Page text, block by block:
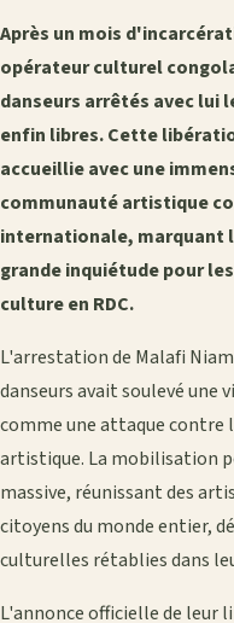
Après un mois
opérateur culturel
danseurs arrêtés avec lui
enfin libres. Cette
accueillie avec une
communauté artistique
internationale, marquant
grande inquiétude pour
culture en RDC.
L'arrestation de Malafi
danseurs avait soulevé une
comme une attaque contre
artistique. La mobilisation
massive, réunissant des
citoyens du monde entier,
culturelles rétablies dans
L'annonce officielle de leur